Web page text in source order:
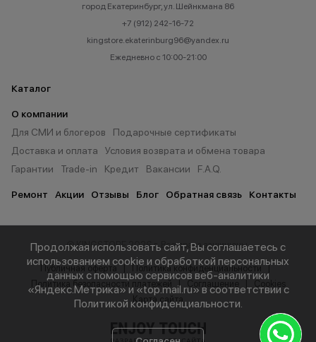
город Екатеринбург, ул. Шейнкмана 86
+7 (912) 242-16-72
kingstore.ekaterinburg96@yandex.ru
Ежедневно с 10:00-21:00
Каталог
О компании
Для СМИ и блогеров
Подарочные сертификаты
Доставка и оплата
Условия возврата и обмена товара
Гарантии
Trade-in Кредит Вакансии F.A.Q.
Ремонт Акции Отзывы Блог Обратная связь Контакты
© KINGSTORE 2026 г. Все права защищены.
Публичная оферта
Политика конфиденциальности
Политика безопасности платежей
Карта сайта
Продолжая использовать сайт, Вы соглашаетесь с
использованием cookie и обработкой персональных
данных с помощью сервисов веб-аналитики
«Яндекс.Метрика» и «top.mail.ru» в соответствии с
Политикой конфиденциальности.